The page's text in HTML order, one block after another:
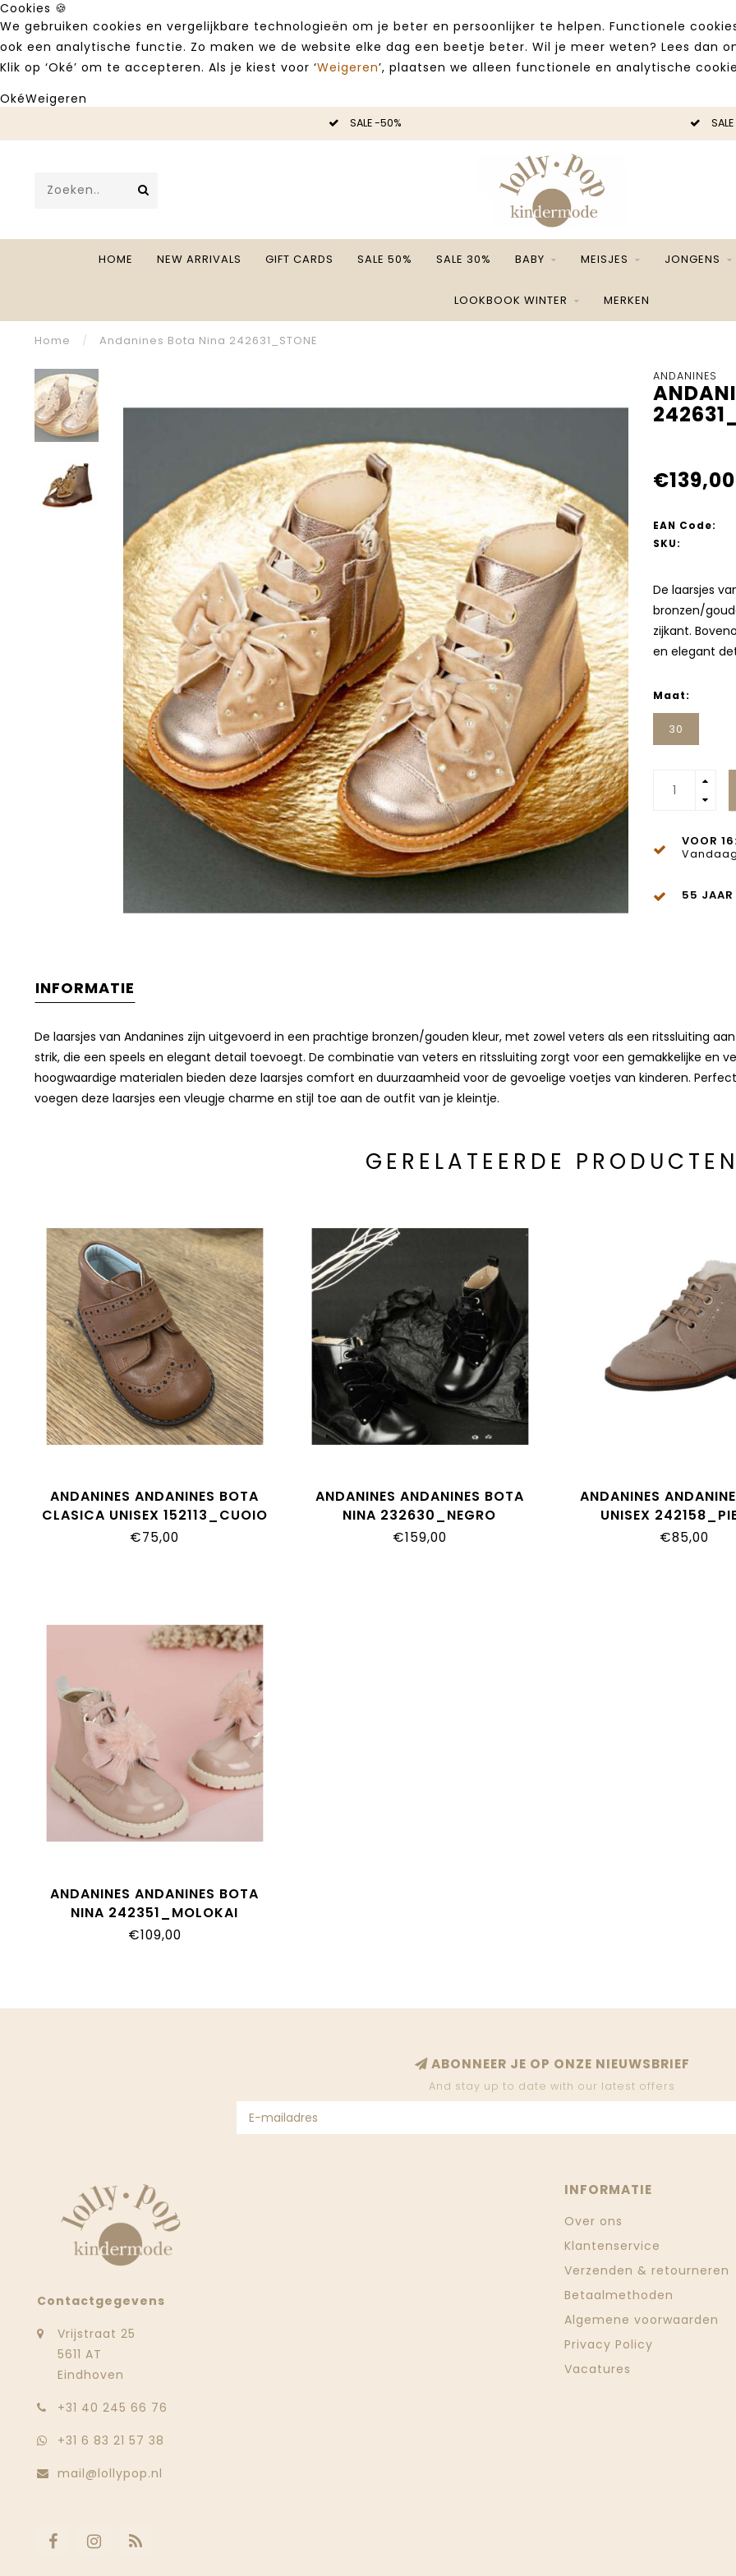
Cookies 🍪
We gebruiken cookies en vergelijkbare technologieën om je beter en persoonlijker te helpen. Functionele
ook een analytische functie. Zo maken we de website elke dag een beetje beter. Wil je meer weten? Lees dan
Klik op ‘Oké’ om te accepteren. Als je kiest voor ‘Weigeren’, plaatsen we alleen functionele en analytische
OkéWeigeren
SALE -50%
HOME NEW ARRIVALS GIFT CARDS SALE 50% SALE 30% BABY MEISJES JONGENS
LOOKBOOK WINTER MERKEN
Home / Andanines Bota Nina 242631_STONE
ANDANINES
€139,00
EAN Code:
SKU:
De laarsjes
bronzen/
zijkant.
en elegant
Maat:
30
VOOR
55 JAAR
INFORMATIE
De laarsjes van Andanines zijn uitgevoerd in een prachtige bronzen/gouden kleur, met zowel veters als een ritssluiting
strik, die een speels en elegant detail toevoegt. De combinatie van veters en ritssluiting zorgt voor een gemakkelijke en
hoogwaardige materialen bieden deze laarsjes comfort en duurzaamheid voor de gevoelige voetjes van kinderen.
voegen deze laarsjes een vleugje charme en stijl toe aan de outfit van je kleintje.
GERELATEERDE
ANDANINES ANDANINES BOTA
CLASICA UNISEX 152113_CUOIO
€75,00
ANDANINES ANDANINES BOTA
NINA 232630_NEGRO
€159,00
ANDANINES
UNISEX
€85,00
ANDANINES ANDANINES BOTA
NINA 242351_MOLOKAI
€109,00
ABONNEER JE OP ONZE NIEUWSBRIEF
And stay up to date with our latest offers
Contactgegevens
Vrijstraat 25
5611 AT
Eindhoven
‭+31 40 245 66 76
+31 6 83 21 57 38
mail@lollypop.nl
INFORMATIE
Over ons
Klantenservice
Verzenden & retourneren
Betaalmethoden
Algemene voorwaarden
Privacy Policy
Vacatures